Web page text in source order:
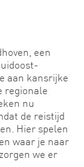
een
aan kansrijke
regionale
nu
de reistijd
Hier spelen
waar je naar
we er